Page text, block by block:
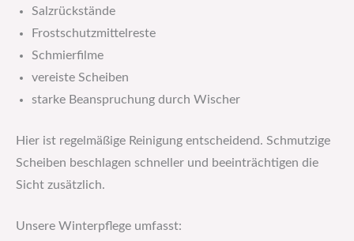
Salzrückstände
Frostschutzmittelreste
Schmierfilme
vereiste Scheiben
starke Beanspruchung durch Wischer
Hier ist regelmäßige Reinigung entscheidend. Schmutzige
Scheiben beschlagen schneller und beeinträchtigen die
Sicht zusätzlich.
Unsere Winterpflege umfasst: